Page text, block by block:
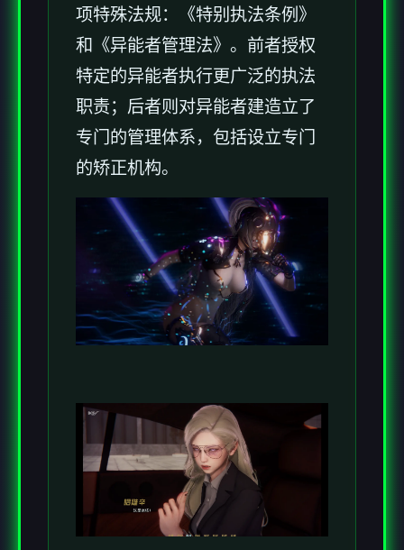
项特殊法规：《特别执法条例》
和《异能者管理法》。前者授权
特定的异能者执行更广泛的执法
职责；后者则对异能者建造立了
专门的管理体系，包括设立专门
的矫正机构。